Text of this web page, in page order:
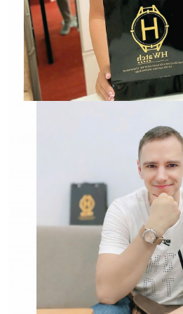
Trường hợp
nhận đổi hoặc